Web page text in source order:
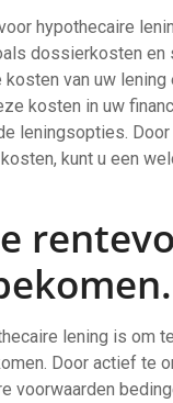
hypothecaire
dossierkosten
van uw
kosten in uw
leningsopties.
kunt u een
lening is om
Door actief te
voorwaarden